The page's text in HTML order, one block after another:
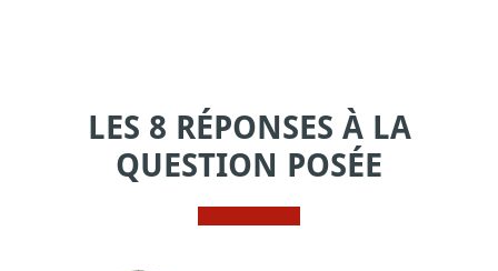
LES 8 RÉPONSES À LA
QUESTION POSÉE